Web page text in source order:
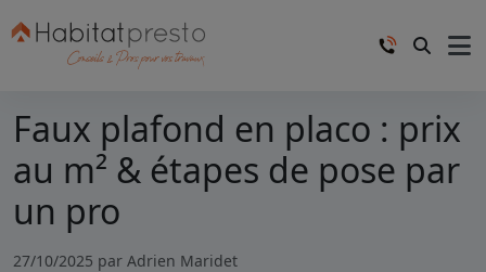
Faux plafond en placo : prix
au m² & étapes de pose par
un pro
27/10/2025 par Adrien Maridet